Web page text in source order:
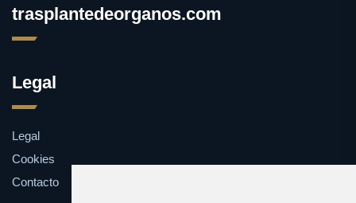
trasplantedeorganos.com
Legal
Legal
Cookies
Contacto